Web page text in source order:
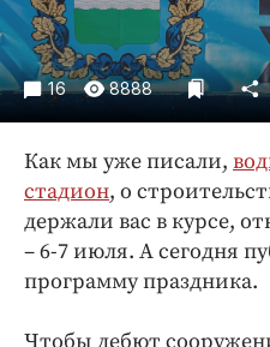
Спорт
Экономика и
ПРОЕКТЫ
Издания
Медиаперсона
Интересное чтиво
Клиника года
Бренд года
16 8888
Как мы уже писали,
стадион, о
держали вас в курсе,
– 6-7 июля. А сегодня
программу праздника.